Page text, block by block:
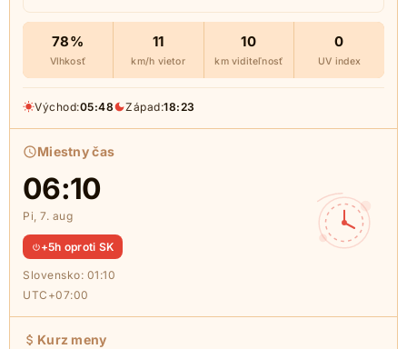
78%
Vlhkosť
11
km/h vietor
10
km viditeľnosť
0
UV index
Východ:05:48 Západ:18:23
Miestny čas
06:10
Pi, 7. aug
+5h oproti SK
Slovensko: 01:10
UTC+07:00
Kurz meny